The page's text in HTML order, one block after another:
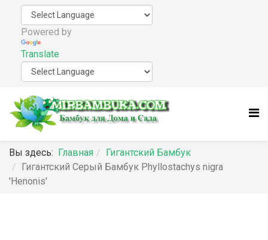
Powered by
Translate
Вы здесь: Главная
Гигантский Бамбук
Гигантский Серый Бамбук Phyllostachys nigra
'Henonis'